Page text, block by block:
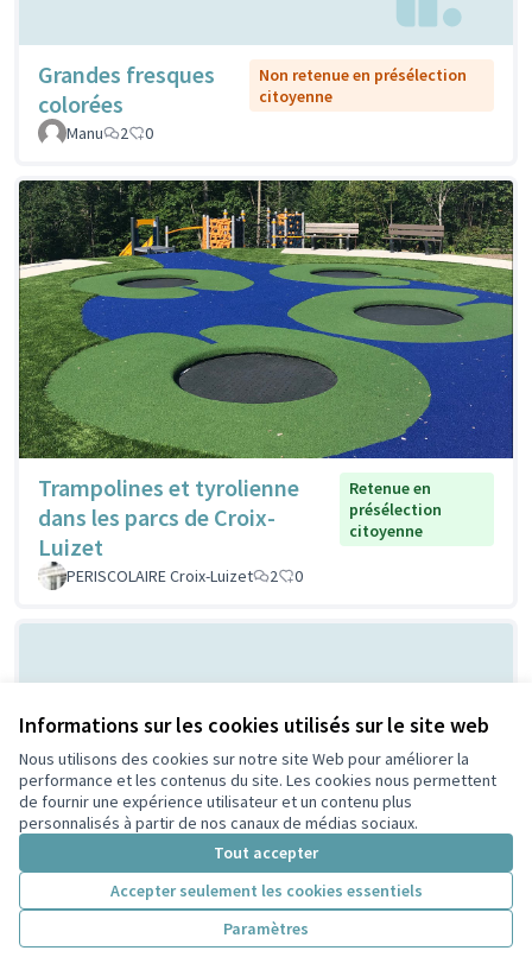
Informations sur les cookies utilisés sur le site web
Nous utilisons des cookies sur notre site Web pour améliorer la
performance et les contenus du site. Les cookies nous permettent
de fournir une expérience utilisateur et un contenu plus
personnalisés à partir de nos canaux de médias sociaux.
Tout accepter
Accepter seulement les cookies essentiels
Paramètres
Grandes fresques
colorées
Non retenue en présélection
citoyenne
Manu
2 0
Trampolines et tyrolienne
dans les parcs de Croix-
Luizet
Retenue en
présélection
citoyenne
PERISCOLAIRE Croix-Luizet 2 0
Création de frigo
Retenue en présélection
citoyenne
2 0